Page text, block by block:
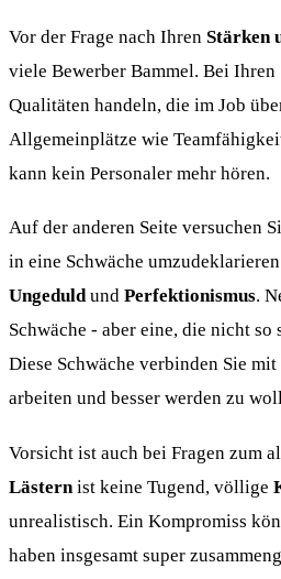
Vor der Frage nach Ihren Stärken
viele Bewerber Bammel. Bei
Qualitäten handeln, die im Job
Allgemeinplätze wie
kann kein Personaler mehr hören.
Auf der anderen Seite versuchen
in eine Schwäche
Ungeduldund Perfektionismus.
Schwäche - aber eine, die nicht
Diese Schwäche verbinden Sie
arbeiten und besser werden zu
Vorsicht ist auch bei Fragen zum
Lästern ist keine Tugend, völlige
unrealistisch. Ein Kompromiss
haben insgesamt super